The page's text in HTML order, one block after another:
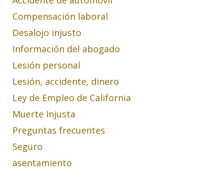
Compensación laboral
Desalojo injusto
Información del abogado
Lesión personal
Lesión, accidente, dinero
Ley de Empleo de California
Muerte Injusta
Preguntas frecuentes
Seguro
asentamiento